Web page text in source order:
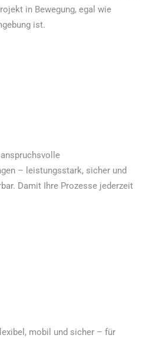
in Bewegung, egal wie
ist.
– leistungsstark, sicher und
Damit Ihre Prozesse jederzeit
mobil und sicher – für